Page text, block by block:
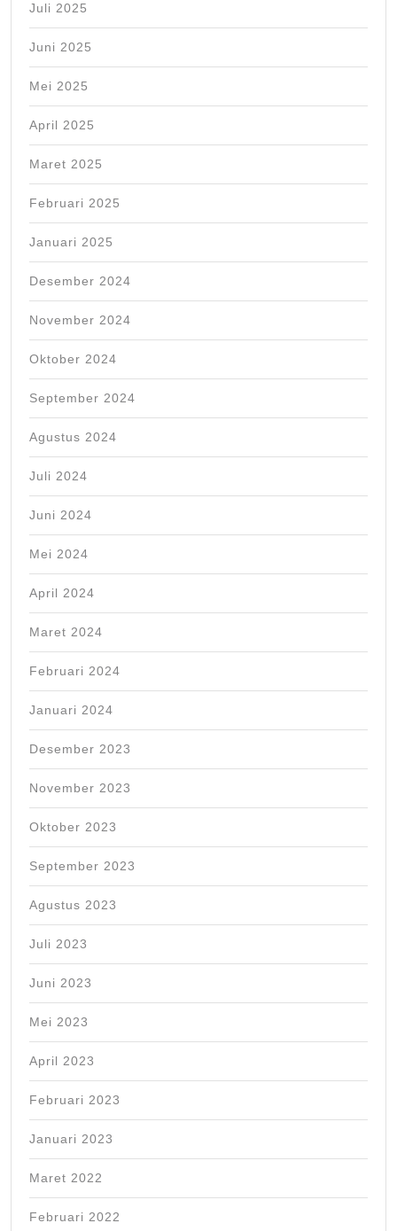
Juli 2025
Juni 2025
Mei 2025
April 2025
Maret 2025
Februari 2025
Januari 2025
Desember 2024
November 2024
Oktober 2024
September 2024
Agustus 2024
Juli 2024
Juni 2024
Mei 2024
April 2024
Maret 2024
Februari 2024
Januari 2024
Desember 2023
November 2023
Oktober 2023
September 2023
Agustus 2023
Juli 2023
Juni 2023
Mei 2023
April 2023
Februari 2023
Januari 2023
Maret 2022
Februari 2022